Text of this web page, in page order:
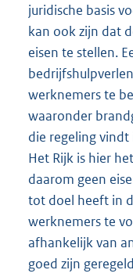
juridische basis
kan ook zijn dat
eisen te stellen.
werknemers te
waaronder
die regeling
Het Rijk is hier
daarom geen
tot doel heeft in
werknemers te
afhankelijk van
goed zijn